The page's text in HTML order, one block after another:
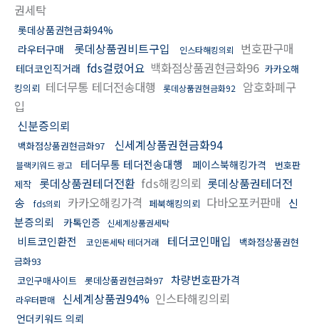
권세탁
롯데상품권현금화94%
라우터구매
롯데상품권비트구입 인스타해킹의뢰 번호판구매
테더코인직거래 fds걸렸어요 백화점상품권현금화96 카카오해
킹의뢰 테더무통 테더전송대행 롯데상품권현금화92
암호화폐구
입
신분증의뢰
백화점상품권현금화97 신세계상품권현금화94
블랙키워드 광고 테더무통 테더전송대행 페이스북해킹가격
번호판
제작
롯데상품권테더전환 fds해킹의뢰 롯데상품권테더전
송
fds의뢰 카카오해킹가격 페북해킹의뢰 다바오포커판매
신
분증의뢰
카톡인증 신세계상품권세탁
비트코인환전 코인돈세탁 테더거래 테더코인매입
백화점상품권현
금화93
코인구매사이트
롯데상품권현금화97 차량번호판가격
라우터판매 신세계상품권94% 인스타해킹의뢰
언더키워드 의뢰